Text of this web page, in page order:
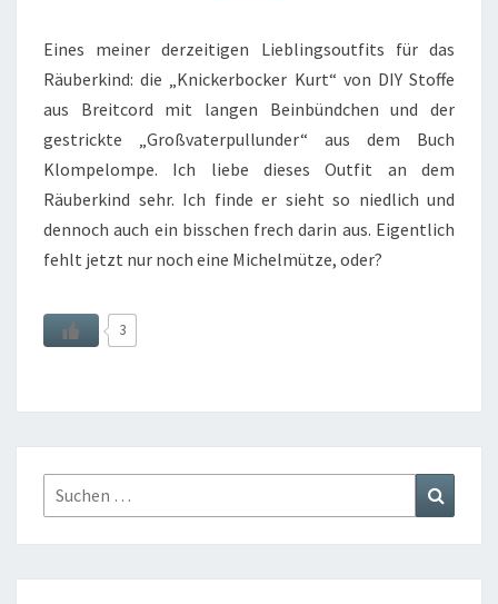
ÄUBERKIND
Eines meiner derzeitigen Lieblingsoutfits für das
Räuberkind: die „Knickerbocker Kurt“ von DIY Stoffe
aus Breitcord mit langen Beinbündchen und der
gestrickte „Großvaterpullunder“ aus dem Buch
Klompelompe. Ich liebe dieses Outfit an dem
Räuberkind sehr. Ich finde er sieht so niedlich und
dennoch auch ein bisschen frech darin aus. Eigentlich
fehlt jetzt nur noch eine Michelmütze, oder?
3
Suchen
nach: